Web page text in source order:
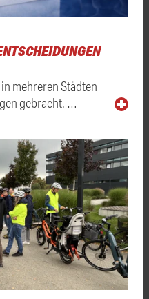
mehreren Städten
gebracht. …